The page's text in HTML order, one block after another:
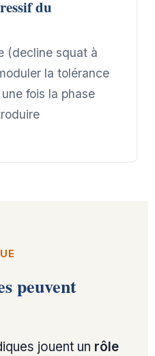
du
(decline squat à
la tolérance
fois la phase
peuvent
jouent un rôle